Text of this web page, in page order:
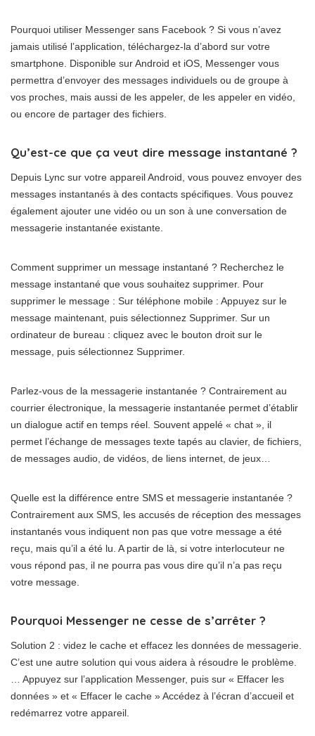
Pourquoi utiliser Messenger sans Facebook ? Si vous n’avez
jamais utilisé l’application, téléchargez-la d’abord sur votre
smartphone. Disponible sur Android et iOS, Messenger vous
permettra d’envoyer des messages individuels ou de groupe à
vos proches, mais aussi de les appeler, de les appeler en vidéo,
ou encore de partager des fichiers.
Qu’est-ce que ça veut dire message instantané ?
Depuis Lync sur votre appareil Android, vous pouvez envoyer des
messages instantanés à des contacts spécifiques. Vous pouvez
également ajouter une vidéo ou un son à une conversation de
messagerie instantanée existante.
Comment supprimer un message instantané ? Recherchez le
message instantané que vous souhaitez supprimer. Pour
supprimer le message : Sur téléphone mobile : Appuyez sur le
message maintenant, puis sélectionnez Supprimer. Sur un
ordinateur de bureau : cliquez avec le bouton droit sur le
message, puis sélectionnez Supprimer.
Parlez-vous de la messagerie instantanée ? Contrairement au
courrier électronique, la messagerie instantanée permet d’établir
un dialogue actif en temps réel. Souvent appelé « chat », il
permet l’échange de messages texte tapés au clavier, de fichiers,
de messages audio, de vidéos, de liens internet, de jeux…
Quelle est la différence entre SMS et messagerie instantanée ?
Contrairement aux SMS, les accusés de réception des messages
instantanés vous indiquent non pas que votre message a été
reçu, mais qu’il a été lu. A partir de là, si votre interlocuteur ne
vous répond pas, il ne pourra pas vous dire qu’il n’a pas reçu
votre message.
Pourquoi Messenger ne cesse de s’arrêter ?
Solution 2 : videz le cache et effacez les données de messagerie.
C’est une autre solution qui vous aidera à résoudre le problème.
… Appuyez sur l’application Messenger, puis sur « Effacer les
données » et « Effacer le cache » Accédez à l’écran d’accueil et
redémarrez votre appareil.